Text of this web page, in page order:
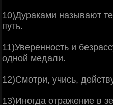
10)Дураками называют
путь.
11)Уверенность и
одной медали.
12)Смотри, учись,
13)Иногда отражение в